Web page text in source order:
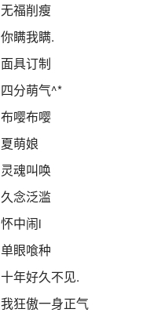
无福削瘦
你瞒我瞒.
面具订制
四分萌气^*
布嘤布嘤
夏萌娘
灵魂叫唤
久念泛滥
怀中闹i
单眼喰种
十年好久不见.
我狂傲一身正气